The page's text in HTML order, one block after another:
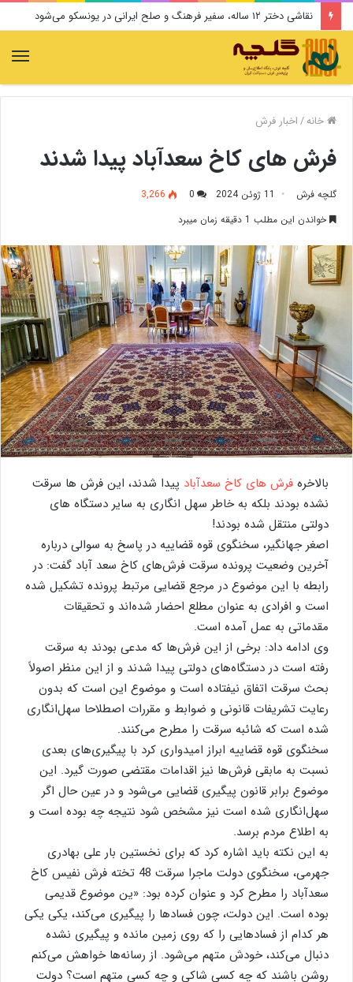
نقاشی دختر ۱۲ ساله، سفیر فرهنگ و صلح ایرانی در یونسکو می‌شود
خانه/اخبار فرش
فرش های کاخ سعدآباد پیدا شدند
گلچه فرش 11 ژوئن 2024 0
3,266
خواندن این مطلب 1 دقیقه زمان میبرد
بالاخره فرش های کاخ سعدآباد پیدا شدند، این فرش ها سرقت
نشده بودند بلکه به خاطر سهل انگاری به سایر دستگاه های
دولتی منتقل شده بودند!
اصغر جهانگیر، سخنگوی قوه قضاییه در پاسخ به سوالی درباره
آخرین وضعیت پرونده سرقت فرش‌های کاخ سعد آباد گفت: در
رابطه با این موضوع در مرجع قضایی مرتبط پرونده تشکیل شده
است و افرادی به عنوان مطلع احضار شده‌اند و تحقیقات
مقدماتی به عمل آمده است.
وی ادامه داد: برخی از این فرش‌ها که مدعی بودند به سرقت
رفته است در دستگاه‌های دولتی پیدا شدند و از این منظر اصولاً
بحث سرقت اتفاق نیفتاده است و موضوع این است که بدون
رعایت تشریفات قانونی و ضوابط و مقررات اصطلاحا سهل‌انگاری
شده است که شائبه سرقت را مطرح می‌کنند.
سخنگوی قوه قضاییه ابراز امیدواری کرد با پیگیری‌های بعدی
نسبت به مابقی فرش‌ها نیز اقدامات مقتضی صورت گیرد. این
موضوع برابر قانون پیگیری قضایی می‌شود و در عین حال اگر
سهل‌انگاری شده است نیز مشخص شود نتیجه چه بوده است و
به اطلاع مردم برسد.
به این نکته باید اشاره کرد که برای نخستین بار علی بهادری
جهرمی، سخنگوی دولت ماجرا سرقت 48 تخته فرش نفیس کاخ
سعدآباد را مطرح کرد و عنوان کرده بود: «ین موضوع قدیمی
بوده است. این دولت، چون فسادها را پیگیری می‌کند، یکی یکی
هر کدام از فسادهایی را که روی زمین مانده و پیگیری نشده
دنبال می‌کند، خودش متهم می‌شود. از رسانه‌ها خواهش می‌کنم
روشن باشند که چه کسی شاکی و چه کسی متهم است؟ دولت